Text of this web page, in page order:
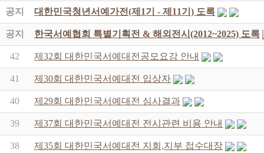
공지 대한민국청년서예가전(제1기 - 제11기) 도록
공지 한국서예협회 특별기획전 & 해외전시(2012~2025) 도록
42 제32회 대한민국서예대전공모요강 안내
41 제30회 대한민국서예대전 입상자
40 제29회 대한민국서예대전 심사결과
39 제37회 대한민국서예대전 전시관련 비용 안내
38 제35회 대한민국서예대전 지회,지부 접수대장